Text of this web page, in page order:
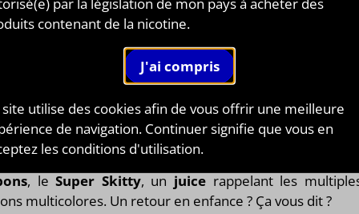
EN ENFANCE AVEC CETTE VAPE
100% française, la marque de
e-liquide Kyandi Shop
des
arômes concentrés aux différentes
pour unevape
pleine de souvenirs enfantins ! Parmi
créations, figure le
, leSuper Skitty, un juice rappelant les
multicolores. Un retour en enfance ? Ça vous dit ?
contenant de la nicotine.
site utilise des cookies afin de vous offrir une meilleure
de navigation. Continuer signifie que vous en
les conditions d'utilisation.